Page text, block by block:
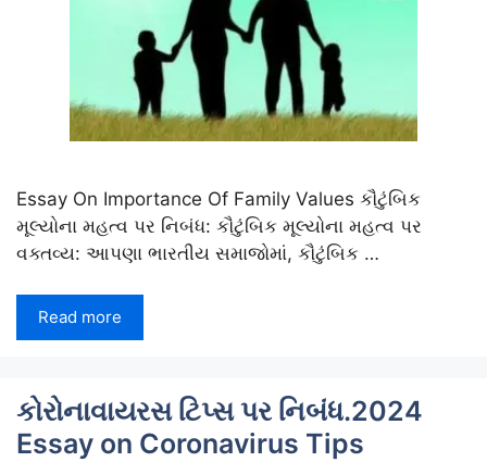
Essay On Importance Of Family Values કૌટુંબિક
મૂલ્યોના મહત્વ પર નિબંધ: કૌટુંબિક મૂલ્યોના મહત્વ પર
વક્તવ્ય: આપણા ભારતીય સમાજોમાં, કૌટુંબિક …
Read more
કોરોનાવાયરસ ટિપ્સ પર નિબંધ.2024
Essay on Coronavirus Tips